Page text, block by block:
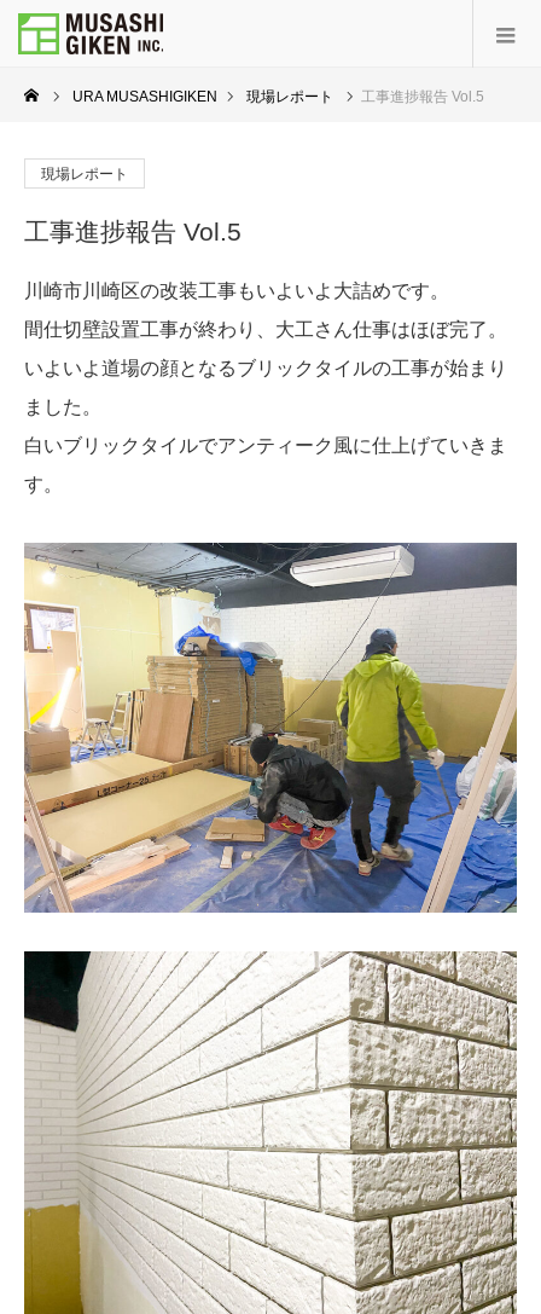
URA MUSASHIGIKEN 現場レポート 工事進捗報告 Vol.5
現場レポート
工事進捗報告 Vol.5
川崎市川崎区の改装工事もいよいよ大詰めです。
間仕切壁設置工事が終わり、大工さん仕事はほぼ完了。
いよいよ道場の顔となるブリックタイルの工事が始まり
ました。
白いブリックタイルでアンティーク風に仕上げていきま
す。